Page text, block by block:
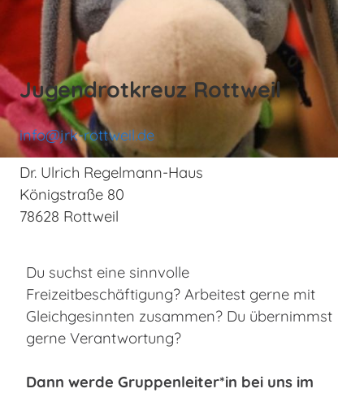
Jugendrotkreuz Rottweil
info@jrk-rottweil.de
Dr. Ulrich Regelmann-Haus
Königstraße 80
78628 Rottweil
Du suchst eine sinnvolle
Freizeitbeschäftigung? Arbeitest gerne mit
Gleichgesinnten zusammen? Du übernimmst
gerne Verantwortung?
Dann werde Gruppenleiter*in bei uns im